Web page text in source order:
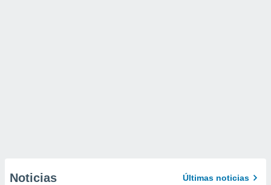
Noticias Últimas noticias